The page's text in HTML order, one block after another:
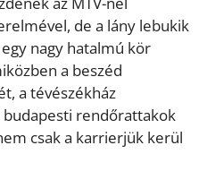
de a lány lebukik
nagy hatalmú kör
a beszéd
a tévészékház
rendőrattakok
csak a karrierjük kerül